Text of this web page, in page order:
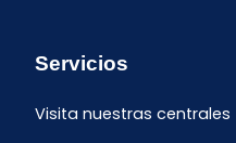
Servicios
Visita nuestras centrales